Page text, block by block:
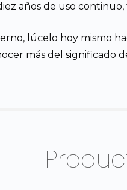
años de uso
lúcelo hoy mismo
más del significado